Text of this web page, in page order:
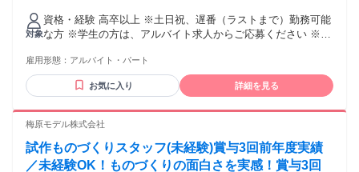
「持ち家取得支援制度」を私も活用し、 29歳で新築のマイホ
ームを建てました！ サンアイホームならではの制度で、 とっ
条件と理由：あり（40歳未満の方（例外事由3号のイ・長期キ
ャリア形成の為））
与あり ※当社規定あり ※アルバイト除く ★上記時給はスタ
ート時の時給です。
対象
資格・経験 高卒以上 ※土日祝、遅番（ラストまで）勤務可能
な方 ※学生の方は、アルバイト求人からご応募ください ※本
ランクOK ◆経験不問 ▼下記に該当する方が多数活躍中！ ・
家電販売、アパレル・服飾・携帯販売経験のある方 ・コスメ
や雑貨に興味がある方 ・中国語・英語等の語学力を活かせる
雇用形態： アルバイト・パート
お気に入り 詳細を見る
梅原モデル株式会社
試作ものづくりスタッフ(未経験)賞与3回前年度実績
／未経験OK！ものづくりの面白さを実感！賞与3回